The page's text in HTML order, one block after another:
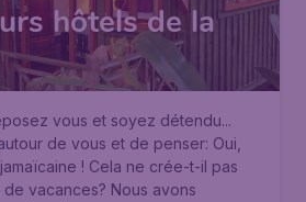
hôtels de la
vous et soyez détendu...
de vous et de penser: Oui,
jamaïcaine ! Cela ne crée-t-il pas
vacances? Nous avons